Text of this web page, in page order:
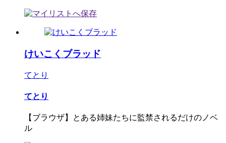
けいこくブラッド
てとり
てとり
【ブラウザ】とある姉妹たちに監禁されるだけのノベ
ル